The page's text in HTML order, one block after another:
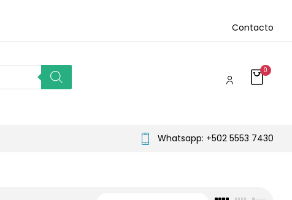
Contacto
0
Whatsapp: +502 5553 7430